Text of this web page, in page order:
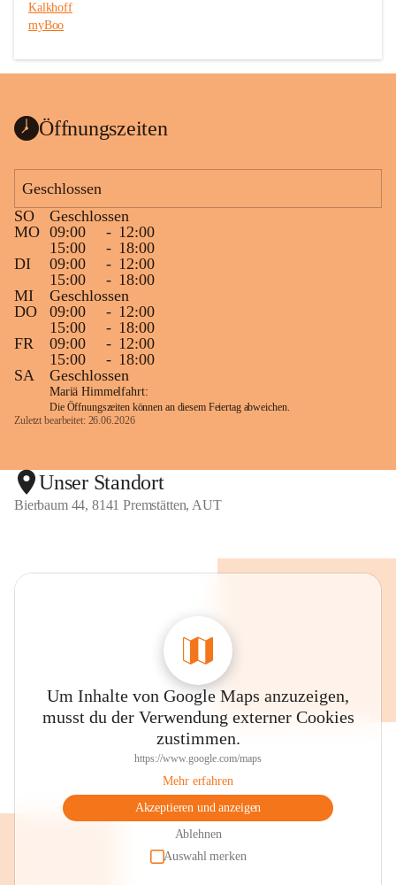
Kalkhoff
myBoo
Öffnungszeiten
Geschlossen
SO
Geschlossen
MO 09:00 - 12:00
15:00
- 18:00
DI
09:00 - 12:00
15:00
- 18:00
MI
Geschlossen
DO
09:00 - 12:00
15:00
- 18:00
FR
09:00 - 12:00
15:00
- 18:00
SA
Geschlossen
Mariä Himmelfahrt:
Die Öffnungszeiten können an diesem Feiertag abweichen.
Zuletzt bearbeitet: 26.06.2026
Unser Standort
Bierbaum 44, 8141 Premstätten, AUT
Um Inhalte von Google Maps anzuzeigen,
musst du der Verwendung externer Cookies
zustimmen.
https://www.google.com/maps
Mehr erfahren
Akzeptieren und anzeigen
Ablehnen
Auswahl merken